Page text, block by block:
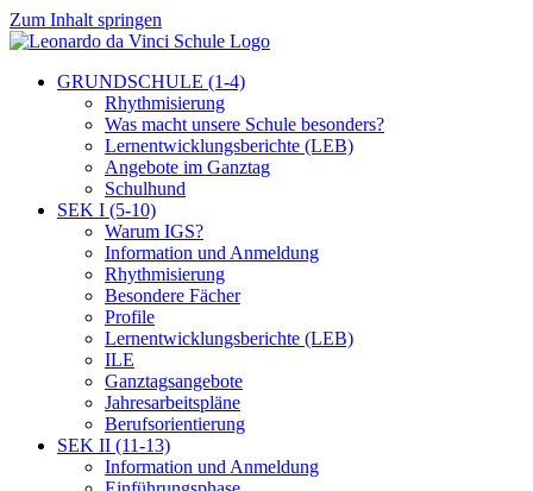
Zum Inhalt springen
GRUNDSCHULE (1-4)
Rhythmisierung
Was macht unsere Schule besonders?
Lernentwicklungsberichte (LEB)
Angebote im Ganztag
Schulhund
SEK I (5-10)
Warum IGS?
Information und Anmeldung
Rhythmisierung
Besondere Fächer
Profile
Lernentwicklungsberichte (LEB)
ILE
Ganztagsangebote
Jahresarbeitspläne
Berufsorientierung
SEK II (11-13)
Information und Anmeldung